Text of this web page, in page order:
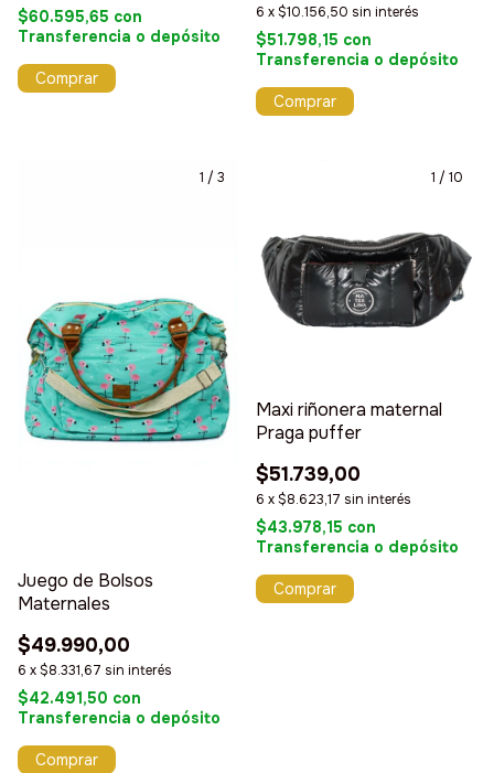
$60.595,65 con
Transferencia o depósito
Comprar
6 x$10.156,50 sin interés
$51.798,15 con
Transferencia o depósito
Comprar
1 / 3
Juego de Bolsos
Maternales
$49.990,00
6 x$8.331,67 sin interés
$42.491,50 con
Transferencia o depósito
1 / 10
Maxi riñonera maternal
Praga puffer
$51.739,00
6 x$8.623,17 sin interés
$43.978,15 con
Transferencia o depósito
Comprar